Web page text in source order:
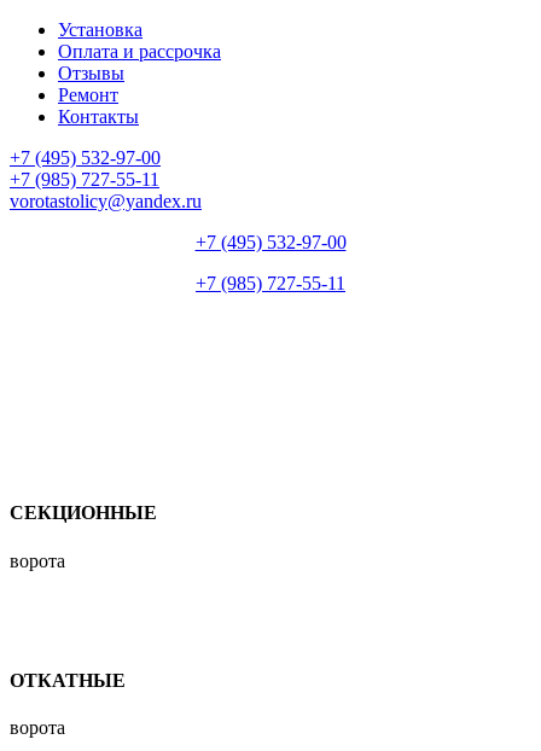
Установка
Оплата и рассрочка
Отзывы
Ремонт
Контакты
+7 (495) 532-97-00
+7 (985) 727-55-11
vorotastolicy@yandex.ru
+7 (495) 532-97-00
+7 (985) 727-55-11
СЕКЦИОННЫЕ
ворота
ОТКАТНЫЕ
ворота